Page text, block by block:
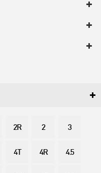
2R 2 3
4T 4R 4.5